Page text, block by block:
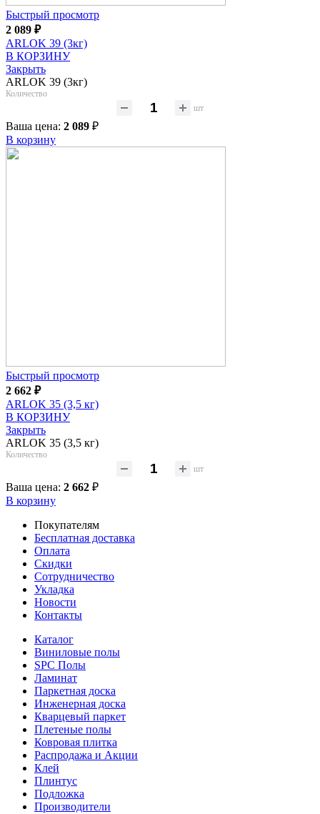
Быстрый просмотр
2 089 ₽
ARLOK 39 (3кг)
В КОРЗИНУ
Закрыть
ARLOK 39 (3кг)
Количество
шт
Ваша цена: 2 089 ₽
В корзину
Быстрый просмотр
2 662 ₽
ARLOK 35 (3,5 кг)
В КОРЗИНУ
Закрыть
ARLOK 35 (3,5 кг)
Количество
шт
Ваша цена: 2 662 ₽
В корзину
Покупателям
Бесплатная доставка
Оплата
Скидки
Сотрудничество
Укладка
Новости
Контакты
Каталог
Виниловые полы
SPC Полы
Ламинат
Паркетная доска
Инженерная доска
Кварцевый паркет
Плетеные полы
Ковровая плитка
Распродажа и Акции
Клей
Плинтус
Подложка
Производители